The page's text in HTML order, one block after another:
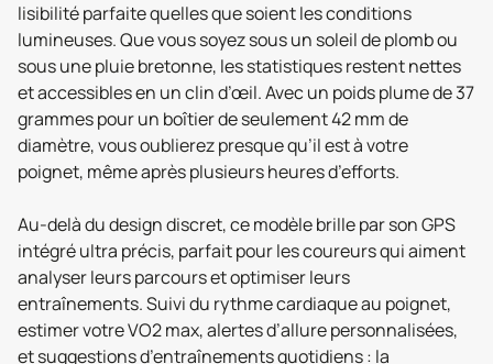
lisibilité parfaite quelles que soient les conditions
lumineuses. Que vous soyez sous un soleil de plomb ou
sous une pluie bretonne, les statistiques restent nettes
et accessibles en un clin d’œil. Avec un poids plume de 37
grammes pour un boîtier de seulement 42 mm de
diamètre, vous oublierez presque qu’il est à votre
poignet, même après plusieurs heures d’efforts.
Au-delà du design discret, ce modèle brille par son GPS
intégré ultra précis, parfait pour les coureurs qui aiment
analyser leurs parcours et optimiser leurs
entraînements. Suivi du rythme cardiaque au poignet,
estimer votre VO2 max, alertes d’allure personnalisées,
et suggestions d’entraînements quotidiens : la